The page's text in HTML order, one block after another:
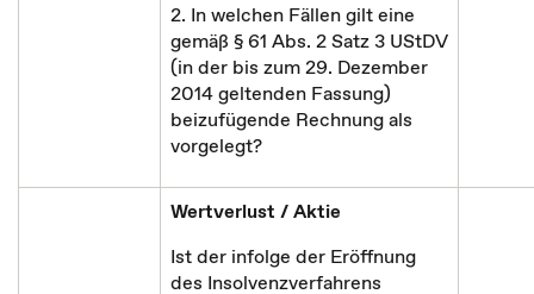
2. In welchen Fällen gilt eine
gemäß § 61 Abs. 2 Satz 3 UStDV
(in der bis zum 29. Dezember
2014 geltenden Fassung)
beizufügende Rechnung als
vorgelegt?
Wertverlust / Aktie
Ist der infolge der Eröffnung
des Insolvenzverfahrens